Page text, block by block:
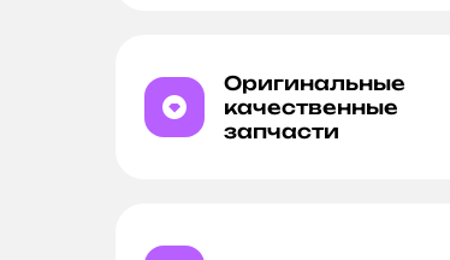
Оригинальные
качественные
запчасти
14